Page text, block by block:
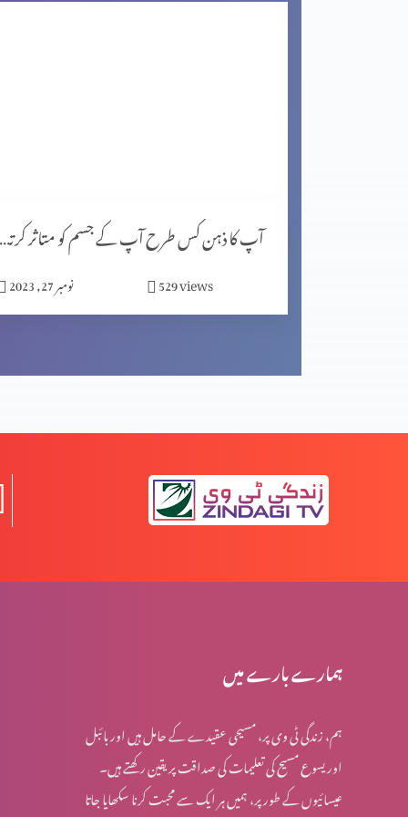
مصروف دنیا میں پھلدار زندگی گزارنا (1-1)
اپنے دُکھ کوضائع نہ کریں (2-2)
جلے لیکن تلخ نہیں ہوئے (2-2)
جلے لیکن تلخ نہیں ہوئے (1-1)
کسی بھی وقت پارکنگ نہیں ہو سکتی (1-1)
اُس پر دھیان دیں جو بہترین خوشی دے (2-6)
آپ کا ذہن کس طرح آپ کے جسم کو متاثر کرتا ہے (پارٹ 2)
نومبر 27, 2023 529views
ہمارے بارے میں
ہم، زندگی ٹی وی پر، مسیحی عقیدے کے حامل ہیں اور بائبل
اور یسوع مسیح کی تعلیمات کی صداقت پر یقین رکھتے ہیں۔
عیسائیوں کے طور پر، ہمیں ہر ایک سے محبت کرنا سکھایا جاتا